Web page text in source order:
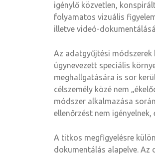
igénylő közvetlen,
folyamatos vizuális
illetve videó-
Az adatgyűjtési módszerek
úgynevezett speciális
meghallgatására is sor
célszemély közé nem
módszer alkalmazása
ellenőrzést nem
A titkos megfigyelésre
dokumentálás alapelve. Az